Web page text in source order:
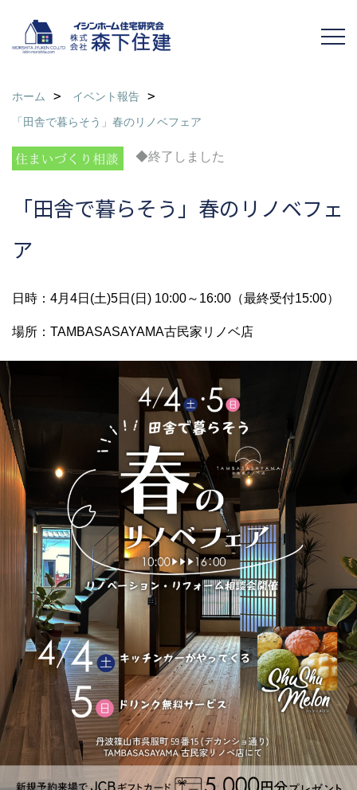
ホーム
イベント報告
「田舎で暮らそう」春のリノベフェア
◆終了しました
「田舎で暮らそう」春のリノベフェ
ア
日時：4月4日(土)5日(日) 10:00～16:00（最終受付15:00）
場所：TAMBASASAYAMA古民家リノベ店